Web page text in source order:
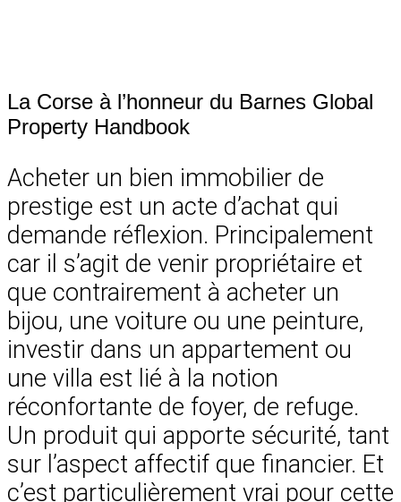
La Corse à l’honneur du Barnes Global
Property Handbook
Acheter un bien immobilier de
prestige est un acte d’achat qui
demande réflexion. Principalement
car il s’agit de venir propriétaire et
que contrairement à acheter un
bijou, une voiture ou une peinture,
investir dans un appartement ou
une villa est lié à la notion
réconfortante de foyer, de refuge.
Un produit qui apporte sécurité, tant
sur l’aspect affectif que financier. Et
c’est particulièrement vrai pour cette